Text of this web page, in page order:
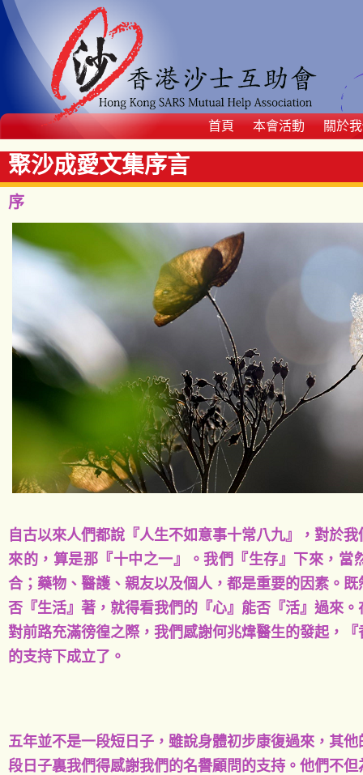
首頁 本會活動 關於
聚沙成愛文集序言
序
自古以來人們都說『人生不如意事十常八九』，對於
來的，算是那『十中之一』。我們『生存』下來，當
合；藥物、醫護、親友以及個人，都是重要的因素。
否『生活』著，就得看我們的『心』能否『活』過來
對前路充滿徬徨之際，我們感謝何兆煒醫生的發起，
的支持下成立了。
五年並不是一段短日子，雖說身體初步康復過來，其
段日子裏我們得感謝我們的名譽顧問的支持。他們不